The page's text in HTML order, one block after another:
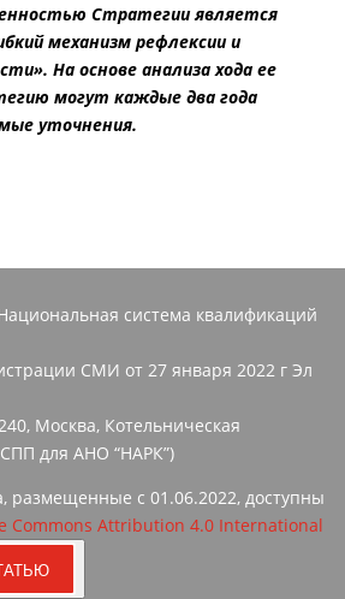
Стратегии является
механизм рефлексии и
На основе анализа хода ее
могут каждые два года
уточнения.
система квалификаций
СМИ от 27 января 2022 г Эл
Москва, Котельническая
для АНО “НАРК”)
размещенные с 01.06.2022, доступны
Commons Attribution 4.0 International